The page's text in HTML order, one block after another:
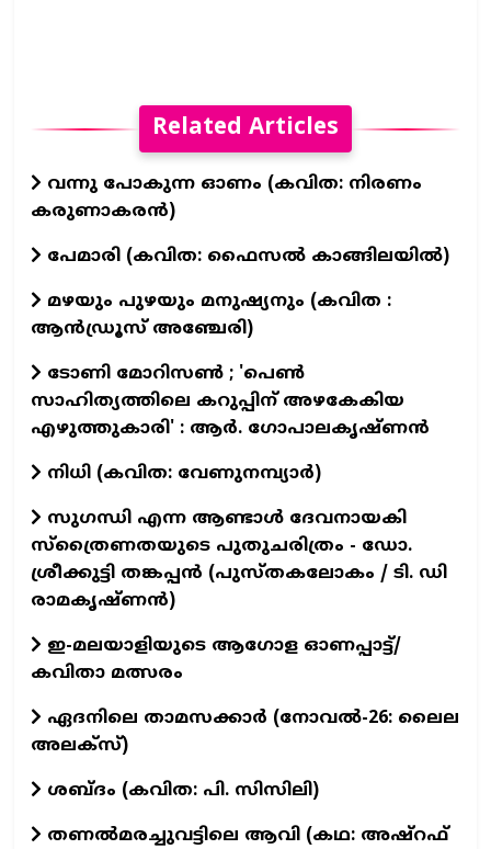
Related Articles
വന്നു പോകുന്ന ഓണം (കവിത: നിരണം
കരുണാകരൻ)
പേമാരി (കവിത: ഫൈസല്‍ കാങ്ങിലയില്‍)
മഴയും പുഴയും മനുഷ്യനും (കവിത :
ആൻഡ്രൂസ് അഞ്ചേരി)
ടോണി മോറിസൺ ; 'പെൺ
സാഹിത്യത്തിലെ കറുപ്പിന് അഴകേകിയ
എഴുത്തുകാരി' : ആർ. ഗോപാലകൃഷ്ണൻ
നിധി (കവിത: വേണുനമ്പ്യാർ)
സുഗന്ധി എന്ന ആണ്ടാള്‍ ദേവനായകി
സ്ത്രൈണതയുടെ പുതുചരിത്രം - ഡോ.
ശ്രീക്കുട്ടി തങ്കപ്പന്‍ (പുസ്തകലോകം / ടി. ഡി
രാമകൃഷ്ണന്‍)
ഇ-മലയാളിയുടെ ആഗോള ഓണപ്പാട്ട്/
കവിതാ മത്സരം
ഏദനിലെ താമസക്കാർ (നോവല്‍-26: ലൈല
അലക്‌സ്)
ശബ്ദം (കവിത: പി. സിസിലി)
തണൽമരച്ചുവട്ടിലെ ആവി (കഥ: അഷ്‌റഫ്